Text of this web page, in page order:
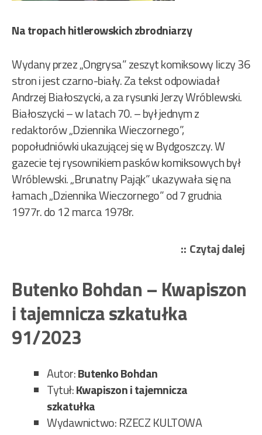
Na tropach hitlerowskich zbrodniarzy
Wydany przez „Ongrysa” zeszyt komiksowy liczy 36
stron i jest czarno-biały. Za tekst odpowiadał
Andrzej Białoszycki, a za rysunki Jerzy Wróblewski.
Białoszycki – w latach 70. – był jednym z
redaktorów „Dziennika Wieczornego”,
popołudniówki ukazującej się w Bydgoszczy. W
gazecie tej rysownikiem pasków komiksowych był
Wróblewski. „Brunatny Pająk” ukazywała się na
łamach „Dziennika Wieczornego” od 7 grudnia
1977r. do 12 marca 1978r.
Czytaj dalej
Butenko Bohdan – Kwapiszon
i tajemnicza szkatułka
91/2023
Autor:Butenko Bohdan
Tytuł:Kwapiszon i tajemnicza
szkatułka
Wydawnictwo: RZECZ KULTOWA